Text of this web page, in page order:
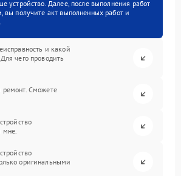
устройство. Далее, после выполнения работ
вы получите акт выполненных работ и
и какой
чего проводить
Сможете
мне.
оригинальными